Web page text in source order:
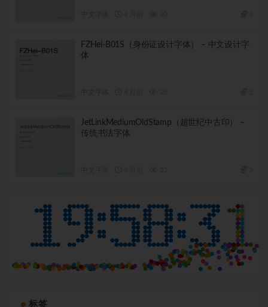
FZHei-B01S（身份证设计字体） – 中文设计字
体
JetLinkMediumOldStamp（超世纪中古印） –
传统书法字体
标签